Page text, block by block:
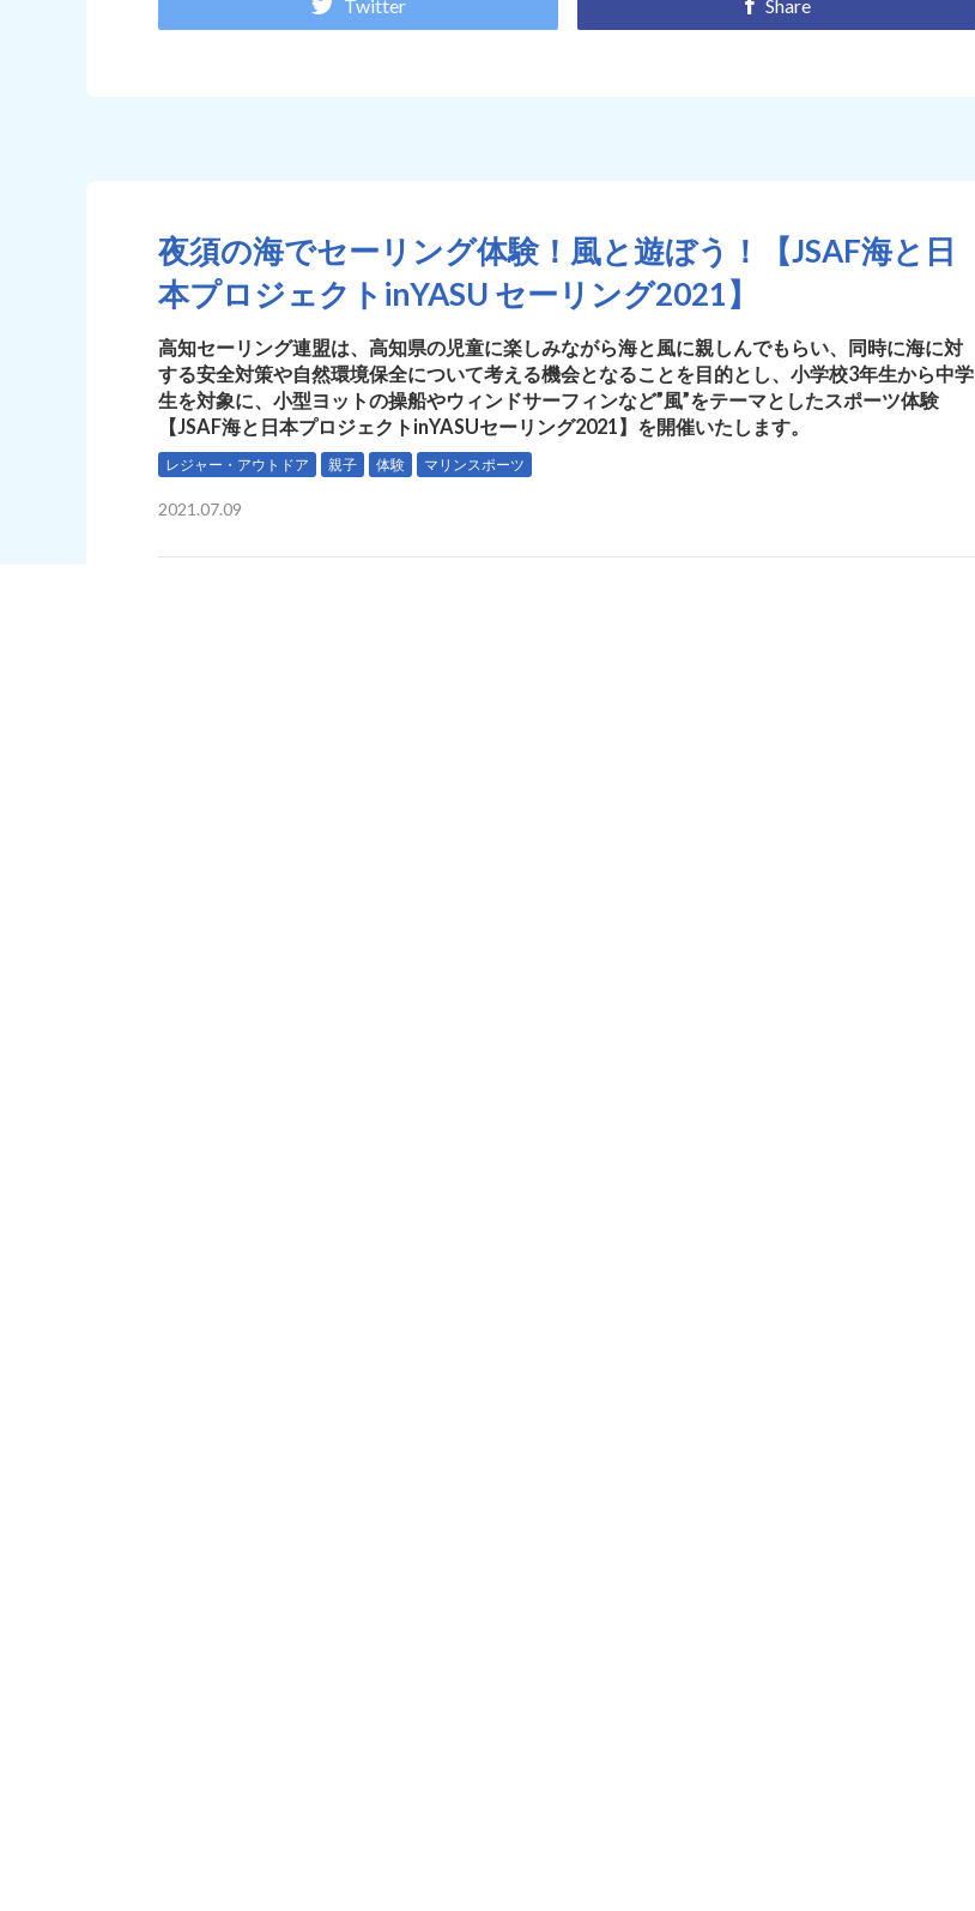
Twitter Share
夜須の海でセーリング体験！風と遊ぼう！【JSAF海と日
本プロジェクトinYASU セーリング2021】
高知セーリング連盟は、高知県の児童に楽しみながら海と風に親しんでもらい、同時に海に対
する安全対策や自然環境保全について考える機会となることを目的とし、小学校3年生から中学
生を対象に、小型ヨットの操船やウィンドサーフィンなど”風”をテーマとしたスポーツ体験
【JSAF海と日本プロジェクトinYASUセーリング2021】を開催いたします。
レジャー・アウトドア 親子 体験 マリンスポーツ
2021.07.09